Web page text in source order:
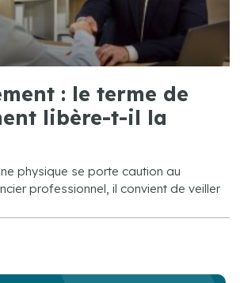
: le terme de
libère-t-il la
physique se porte caution au
professionnel, il convient de veiller